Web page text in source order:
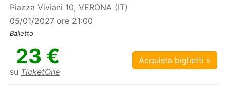
Piazza Viviani 10, VERONA (IT)
05/01/2027 ore 21:00
Balletto
23 €
su TicketOne
Acquista biglietti »